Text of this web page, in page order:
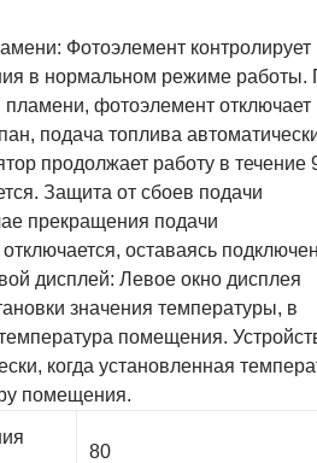
Фотоэлемент контролирует
в нормальном режиме работы.
фотоэлемент отключает
подача топлива
продолжает работу в течение
Защита от сбоев подачи
прекращения подачи
оставаясь
дисплей: Левое окно дисплея
значения температуры, в
помещения.
когда установленная
помещения.
80